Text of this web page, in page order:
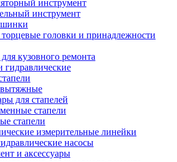
инструмент
инструмент
головки и принадлежности
кузовного ремонта
гидравлические
для стапелей
стапели
стапели
измерительные линейки
насосы
и аксессуары